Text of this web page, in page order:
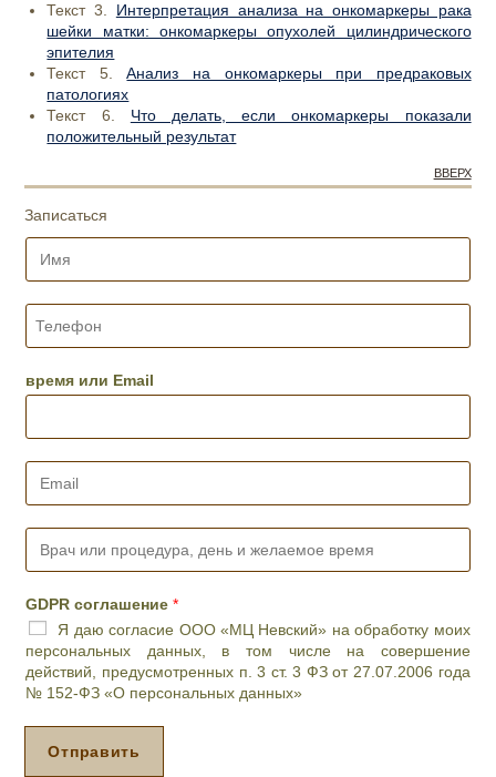
Текст 3. Интерпретация анализа на онкомаркеры рака
шейки матки: онкомаркеры опухолей цилиндрического
эпителия
Текст 5.Анализ на онкомаркеры при предраковых
патологиях
Текст 6. Что делать, если онкомаркеры показали
положительный результат
ВВЕРХ
Записаться
И
*
Т
е
ф
н
*
время или Email
E
i
*
В
ч
и
п
о
GDPR соглашение*
Я даю согласие ООО «МЦ Невский» на обработку моих
персональных данных, в том числе на совершение
действий, предусмотренных п. 3 ст. 3 ФЗ от 27.07.2006 года
№ 152-ФЗ «О персональных данных»
Отправить